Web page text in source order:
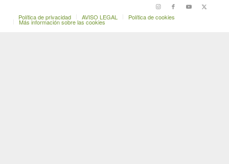
Política de privacidad AVISO LEGAL Política de cookies
Más información sobre las cookies